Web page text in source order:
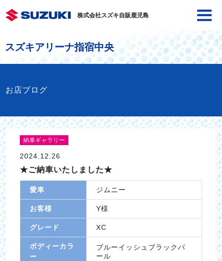
株式会社スズキ自販鹿児島
スズキアリーナ指宿中央
お店ブログ
納車ギャラリー
2024.12.26
★ご納車いたしました★
愛車 ジムニー
お客様 Y様
グレード XC
ボディーカラ
ー
ブルーイッシュブラックパ
ール